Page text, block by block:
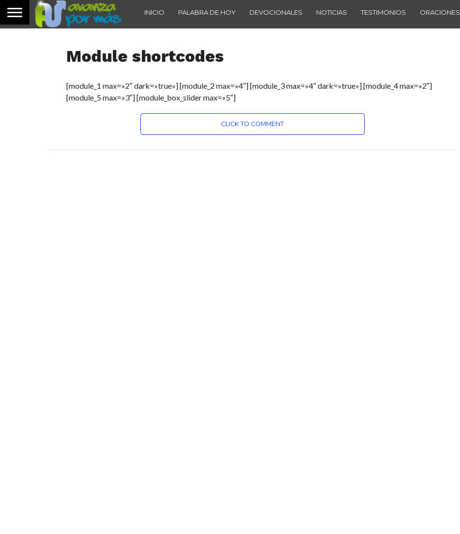
INICIO PALABRA DE HOY DEVOCIONALES NOTICIAS TESTIMONIOS ORACIONES
Module shortcodes
[module_1 max=»2″ dark=»true»] [module_2 max=»4″] [module_3 max=»4″ dark=»true»] [module_4 max=»2″]
[module_5 max=»3″] [module_box_slider max=»5″]
CLICK TO COMMENT